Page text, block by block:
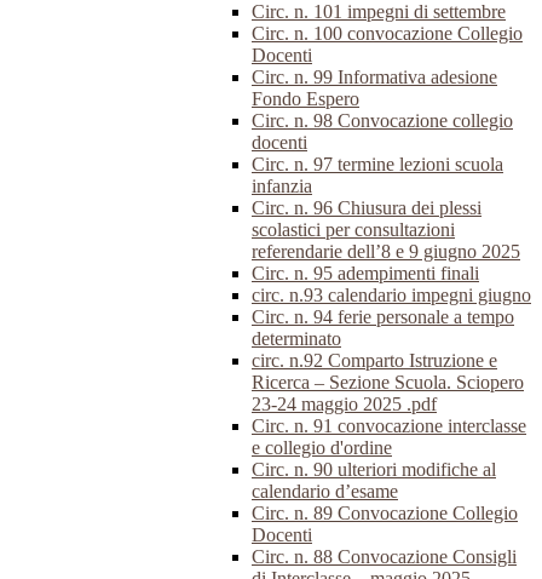
Circ. n. 101 impegni di settembre
Circ. n. 100 convocazione Collegio
Docenti
Circ. n. 99 Informativa adesione
Fondo Espero
Circ. n. 98 Convocazione collegio
docenti
Circ. n. 97 termine lezioni scuola
infanzia
Circ. n. 96 Chiusura dei plessi
scolastici per consultazioni
referendarie dell’8 e 9 giugno 2025
Circ. n. 95 adempimenti finali
circ. n.93 calendario impegni giugno
Circ. n. 94 ferie personale a tempo
determinato
circ. n.92 Comparto Istruzione e
Ricerca – Sezione Scuola. Sciopero
23-24 maggio 2025 .pdf
Circ. n. 91 convocazione interclasse
e collegio d'ordine
Circ. n. 90 ulteriori modifiche al
calendario d’esame
Circ. n. 89 Convocazione Collegio
Docenti
Circ. n. 88 Convocazione Consigli